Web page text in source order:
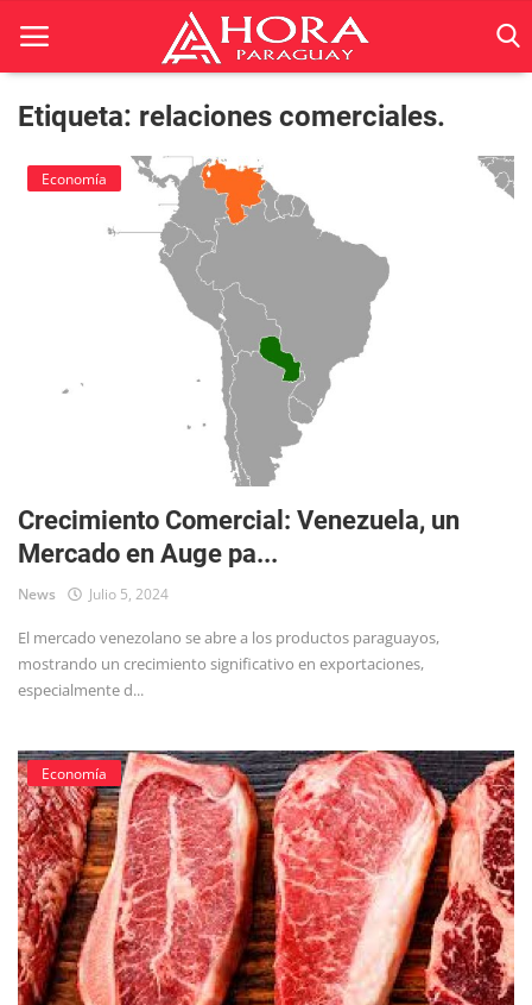
Inicio
ACTUALIDAD
Deportes
Negocios
Tecnología
Etiqueta: relaciones comerciales.
Economía
Crecimiento Comercial: Venezuela, un
Mercado en Auge pa...
News Julio 5, 2024
El mercado venezolano se abre a los productos paraguayos,
mostrando un crecimiento significativo en exportaciones,
especialmente d...
Economía